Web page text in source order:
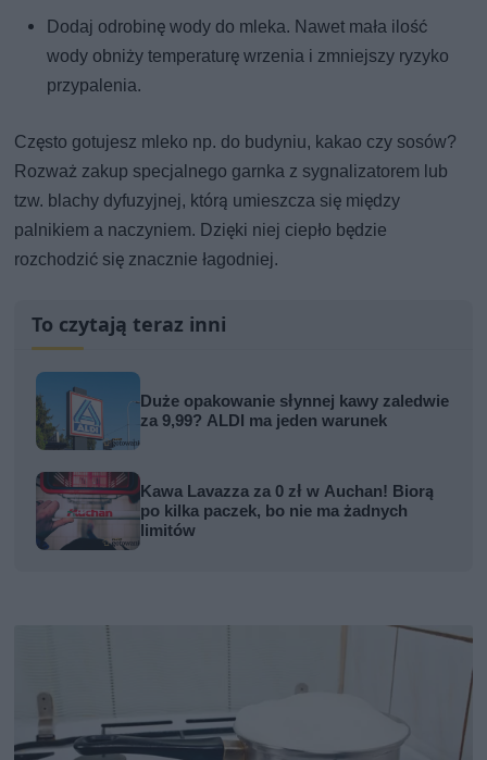
Dodaj odrobinę wody do mleka. Nawet mała ilość
wody obniży temperaturę wrzenia i zmniejszy ryzyko
przypalenia.
Często gotujesz mleko np. do budyniu, kakao czy sosów?
Rozważ zakup specjalnego garnka z sygnalizatorem lub
tzw. blachy dyfuzyjnej, którą umieszcza się między
palnikiem a naczyniem. Dzięki niej ciepło będzie
rozchodzić się znacznie łagodniej.
To czytają teraz inni
Duże opakowanie słynnej kawy zaledwie
za 9,99? ALDI ma jeden warunek
Kawa Lavazza za 0 zł w Auchan! Biorą
po kilka paczek, bo nie ma żadnych
limitów